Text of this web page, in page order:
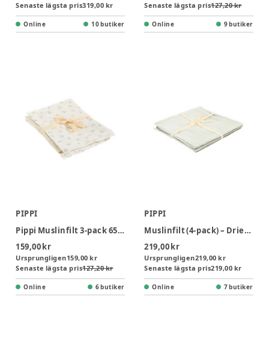
Senaste lägsta pris319,00 kr
Online 10 butiker
Senaste lägsta pris127,20 kr
Online 9 butiker
PIPPI
Pippi Muslinfilt 3‑pack 65x65 - Rainy Day
159,00 kr
Ursprungligen159,00 kr
Senaste lägsta pris127,20 kr
Online 6 butiker
PIPPI
Muslinfilt (4‑pack) – Dried Sage – 65x65
219,00 kr
Ursprungligen219,00 kr
Senaste lägsta pris219,00 kr
Online 7 butiker